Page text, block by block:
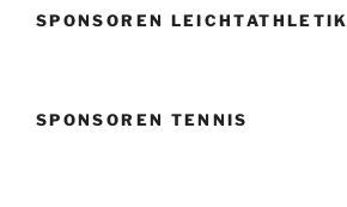
SPONSOREN LEICHTATHLETIK
SPONSOREN TENNIS